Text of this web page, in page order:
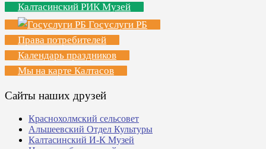
Калтасинский РИК Музей
Госуслуги РБ
Права потребителей
Календарь праздников
Мы на карте Калтасов
Сайты наших друзей
Краснохолмский сельсовет
Альшеевский Отдел Культуры
Калтасинский И-К Музей